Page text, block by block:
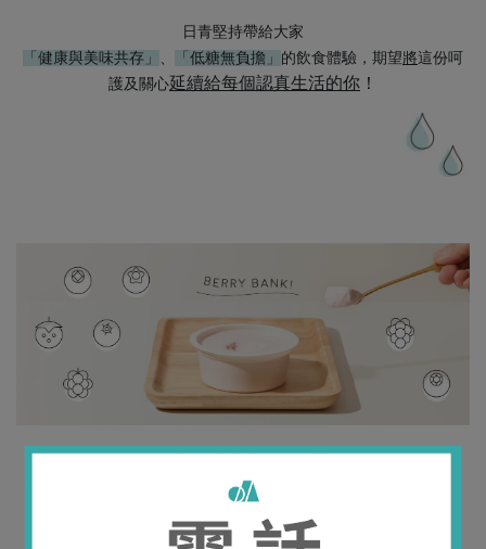
日青堅持帶給大家
「健康與美味共存」
、 「低糖無負擔」 的飲食體驗，期望將這份呵
護及關心延續給每個認真生活的你 ！
A BANK OF BERRY
“ 全方位呵護妳的輕盈日常：莓果斑克優格